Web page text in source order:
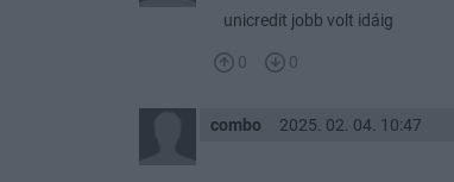
unicredit jobb volt idáig
0 0
combo 2025. 02. 04. 10:47